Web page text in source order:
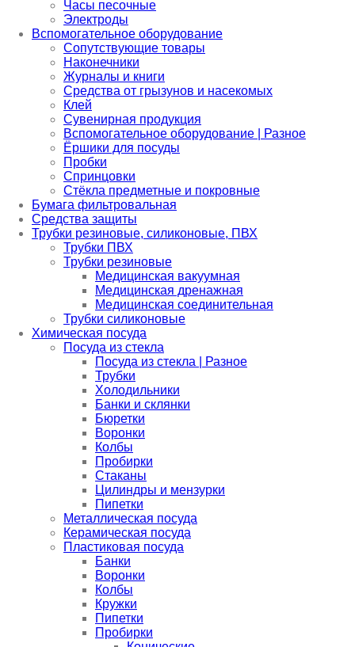
Часы песочные
Электроды
Вспомогательное оборудование
Сопутствующие товары
Наконечники
Журналы и книги
Средства от грызунов и насекомых
Клей
Сувенирная продукция
Вспомогательное оборудование | Разное
Ёршики для посуды
Пробки
Спринцовки
Стёкла предметные и покровные
Бумага фильтровальная
Средства защиты
Трубки резиновые, силиконовые, ПВХ
Трубки ПВХ
Трубки резиновые
Медицинская вакуумная
Медицинская дренажная
Медицинская соединительная
Трубки силиконовые
Химическая посуда
Посуда из стекла
Посуда из стекла | Разное
Трубки
Холодильники
Банки и склянки
Бюретки
Воронки
Колбы
Пробирки
Стаканы
Цилиндры и мензурки
Пипетки
Металлическая посуда
Керамическая посуда
Пластиковая посуда
Банки
Воронки
Колбы
Кружки
Пипетки
Пробирки